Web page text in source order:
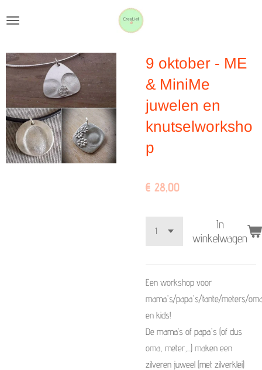
de
hoofdinhoud
9 oktober - ME
& MiniMe
juwelen en
knutselworksho
p
€ 28,00
In
winkelwagen
Een workshop voor
mama's/papa's/tante/meters/
en kids!
De mama’s of papa's (of dus
oma, meter,...) maken een
zilveren juweel (met zilverklei)